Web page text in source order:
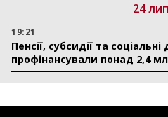
24
19:21
Пенсії, субсидії та
профінансували понад 2,4